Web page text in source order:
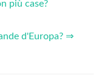
più case?
d'Europa? ⇒